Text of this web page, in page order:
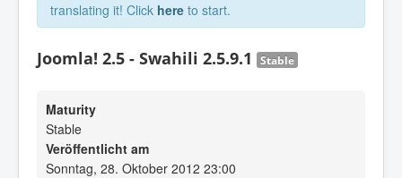
translating it! Click here to start.
Joomla! 2.5 - Swahili 2.5.9.1 Stable
Maturity
Stable
Veröffentlicht am
Sonntag, 28. Oktober 2012 23:00